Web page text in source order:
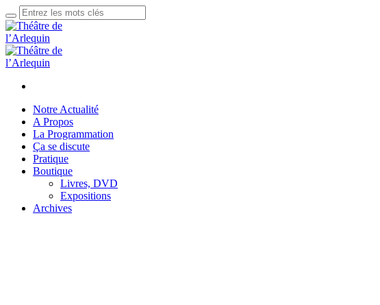
Notre Actualité
A Propos
La Programmation
Ça se discute
Pratique
Boutique
Livres, DVD
Expositions
Archives